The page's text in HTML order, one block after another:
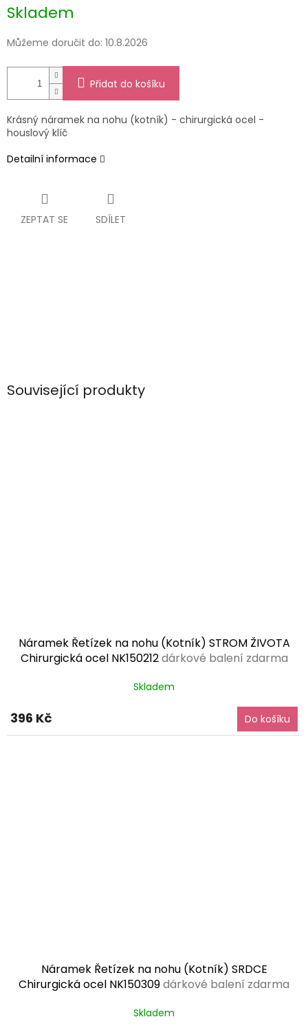
cena:
Skladem
Můžeme doručit do: 10.8.2026
Přidat do košíku
Krásný náramek na nohu (kotník) - chirurgická ocel -
houslový klíč
Detailní informace
ZEPTAT SE SDÍLET
Související produkty
Náramek Řetízek na nohu (Kotník) STROM ŽIVOTA
Chirurgická ocel NK150212dárkové balení zdarma
Skladem
396 Kč Do košíku
Náramek Řetízek na nohu (Kotník) SRDCE
Chirurgická ocel NK150309dárkové balení zdarma
Skladem